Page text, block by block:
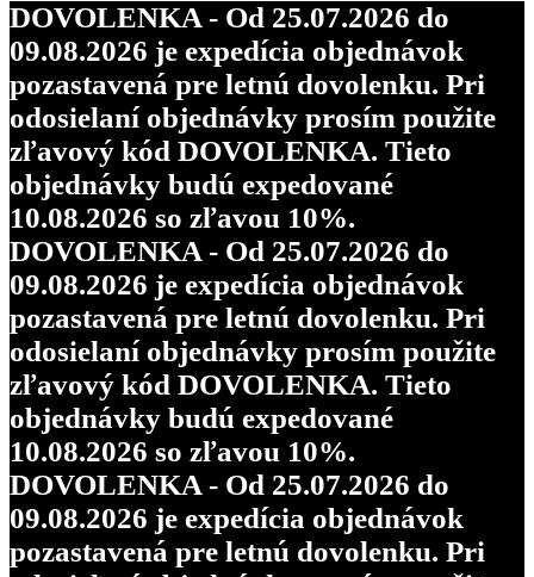
DOVOLENKA - Od 25.07.2026 do
09.08.2026 je expedícia objednávok
pozastavená pre letnú dovolenku. Pri
odosielaní objednávky prosím použite
zľavový kód DOVOLENKA. Tieto
objednávky budú expedované
10.08.2026 so zľavou 10%.
DOVOLENKA - Od 25.07.2026 do
09.08.2026 je expedícia objednávok
pozastavená pre letnú dovolenku. Pri
odosielaní objednávky prosím použite
zľavový kód DOVOLENKA. Tieto
objednávky budú expedované
10.08.2026 so zľavou 10%.
DOVOLENKA - Od 25.07.2026 do
09.08.2026 je expedícia objednávok
pozastavená pre letnú dovolenku. Pri